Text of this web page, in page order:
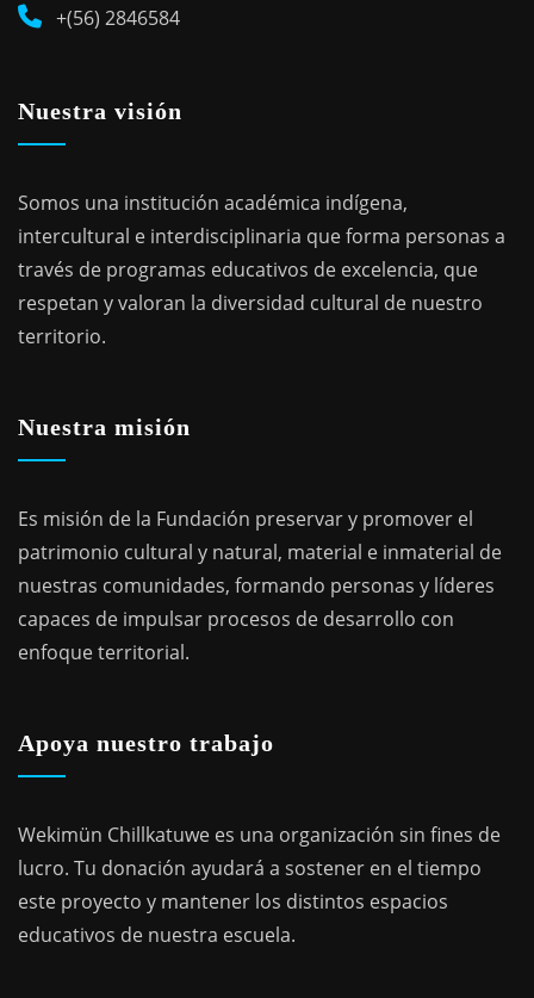
+(56) 2846584
Nuestra visión
Somos una institución académica indígena,
intercultural e interdisciplinaria que forma personas a
través de programas educativos de excelencia, que
respetan y valoran la diversidad cultural de nuestro
territorio.
Nuestra misión
Es misión de la Fundación preservar y promover el
patrimonio cultural y natural, material e inmaterial de
nuestras comunidades, formando personas y líderes
capaces de impulsar procesos de desarrollo con
enfoque territorial.
Apoya nuestro trabajo
Wekimün Chillkatuwe es una organización sin fines de
lucro. Tu donación ayudará a sostener en el tiempo
este proyecto y mantener los distintos espacios
educativos de nuestra escuela.